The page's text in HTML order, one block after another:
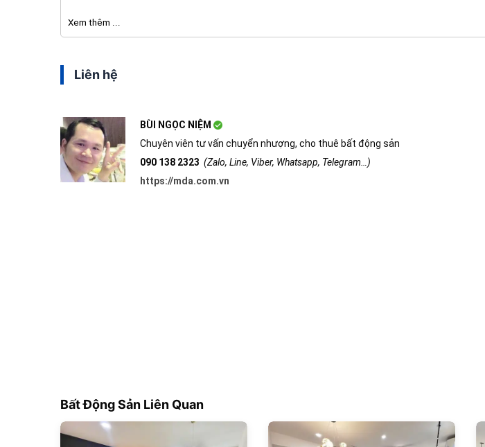
Xem thêm ...
Liên hệ
BÙI NGỌC NIỆM
Chuyên viên tư vấn chuyển nhượng, cho thuê bất động sản
090 138 2323 (Zalo, Line, Viber, Whatsapp, Telegram…)
https://mda.com.vn
Bất Động Sản Liên Quan
682